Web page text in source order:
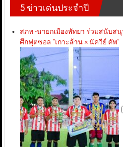
5 ข่าวเด่นประจำปี
สภท.-นายกเมืองพัทยา ร่วมสนับส
ศึกฟุตซอล “เกาะล้าน × นัควีย์ คัพ”